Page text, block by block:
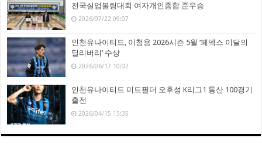
전국실업볼링대회 여자개인종합 준우승
2026/07/22 09:07
인천유나이티드, 이청용 2026시즌 5월 ‘페덱스 이달의
딜리버리’ 수상
2026/06/17 10:02
인천유나이티드 미드필더 오후성 K리그1 통산 100경기
출전
2026/04/15 15:35